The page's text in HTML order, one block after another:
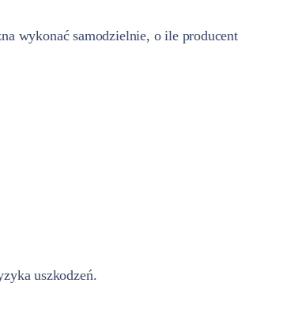
wykonać samodzielnie, o ile producent
uszkodzeń.